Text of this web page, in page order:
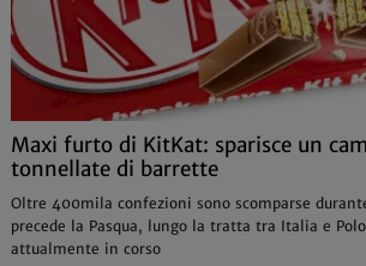
Maxi furto di KitKat: sparisce un
tonnellate di barrette
Oltre 400mila confezioni sono scomparse
precede la Pasqua, lungo la tratta tra Italia e
attualmente in corso